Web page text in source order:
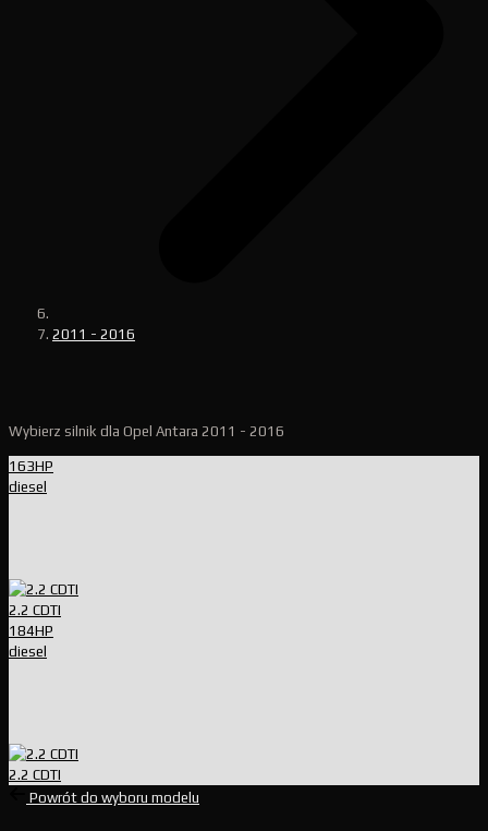
2011 - 2016
Wybierz silnik dla Opel Antara 2011 - 2016
163HP
diesel
2.2 CDTI
184HP
diesel
2.2 CDTI
Powrót do wyboru modelu